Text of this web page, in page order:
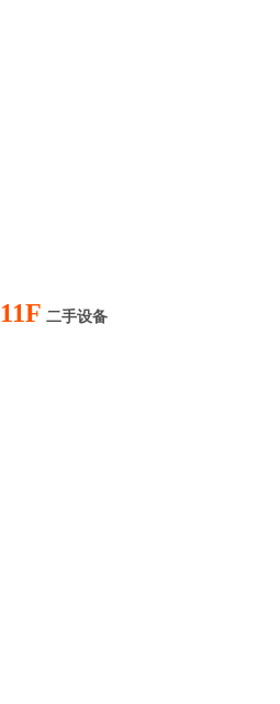
11F 二手设备